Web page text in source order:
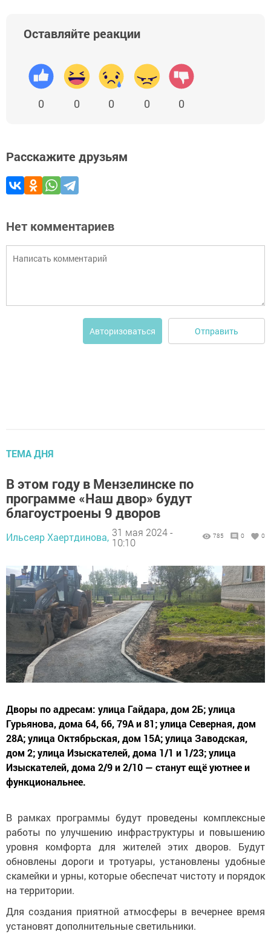
Оставляйте реакции
0 0 0 0 0
Расскажите друзьям
Нет комментариев
Авторизоваться Отправить
ТЕМА ДНЯ
В этом году в Мензелинске по
программе «Наш двор» будут
благоустроены 9 дворов
Ильсеяр Хаертдинова, 31 мая 2024 -
10:10
785 0 0
Дворы по адресам: улица Гайдара, дом 2Б; улица
Гурьянова, дома 64, 66, 79А и 81; улица Северная, дом
28А; улица Октябрьская, дом 15А; улица Заводская,
дом 2; улица Изыскателей, дома 1/1 и 1/23; улица
Изыскателей, дома 2/9 и 2/10 — станут ещё уютнее и
функциональнее.
В рамках программы будут проведены комплексные
работы по улучшению инфраструктуры и повышению
уровня комфорта для жителей этих дворов. Будут
обновлены дороги и тротуары, установлены удобные
скамейки и урны, которые обеспечат чистоту и порядок
на территории.
Для создания приятной атмосферы в вечернее время
установят дополнительные светильники.